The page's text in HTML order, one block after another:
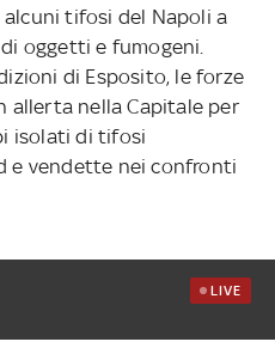
alcuni tifosi del Napoli a
oggetti e fumogeni.
di Esposito, le forze
allerta nella Capitale per
isolati di tifosi
e vendette nei confronti
LIVE